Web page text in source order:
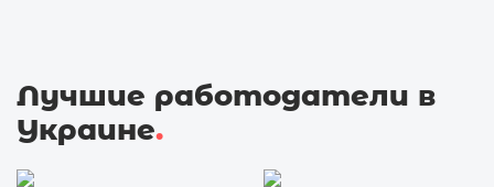
Лучшие работодатели в
Украине.